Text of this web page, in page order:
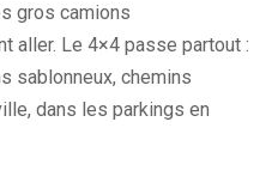
gros camions
aller. Le 4×4 passe partout :
sablonneux, chemins
dans les parkings en